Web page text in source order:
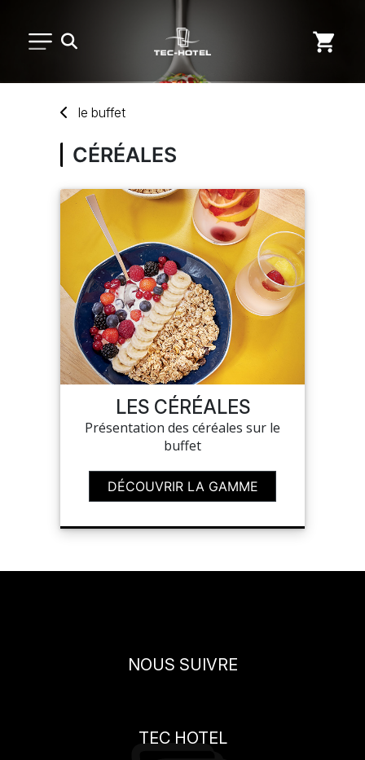
ARTS DE LA TABLE
USAGE UNIQUE
DISTRIBUTION DE REPAS
MARQUES
NOUVEAUTÉS
MES LISTES
le buffet
CÉRÉALES
LES CÉRÉALES
Présentation des céréales sur le
buffet
DÉCOUVRIR LA GAMME
NOUS SUIVRE
TEC HOTEL